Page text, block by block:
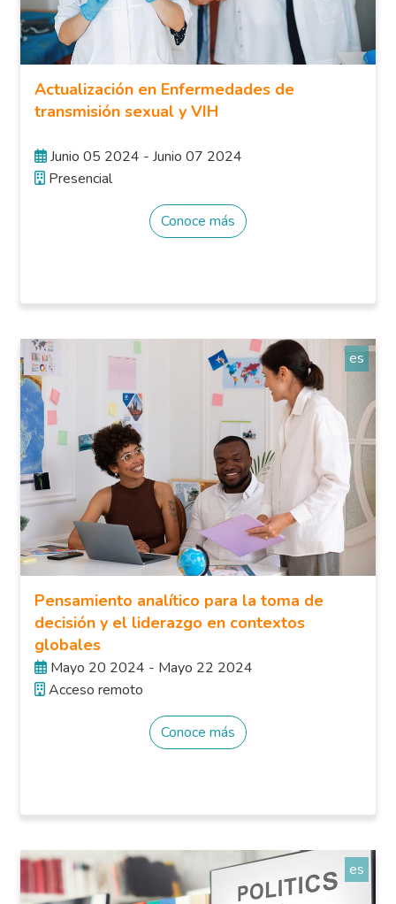
Actualización en Enfermedades de
transmisión sexual y VIH
Junio 05 2024 - Junio 07 2024
Presencial
Conoce más
es
Pensamiento analítico para la toma de
decisión y el liderazgo en contextos
globales
Mayo 20 2024 - Mayo 22 2024
Acceso remoto
Conoce más
es